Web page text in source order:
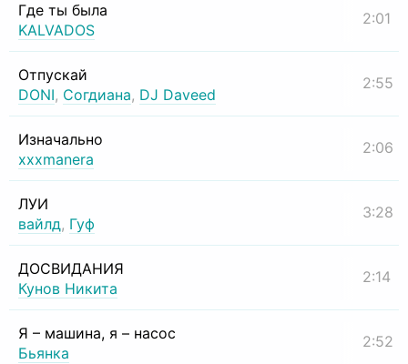
Где ты была
KALVADOS
2:01
Отпускай
DONI, Согдиана, DJ Daveed
2:55
Изначально
xxxmanera
2:06
ЛУИ
вайлд, Гуф
3:28
ДОСВИДАНИЯ
Кунов Никита
2:14
Я – машина, я – насос
Бьянка
2:52